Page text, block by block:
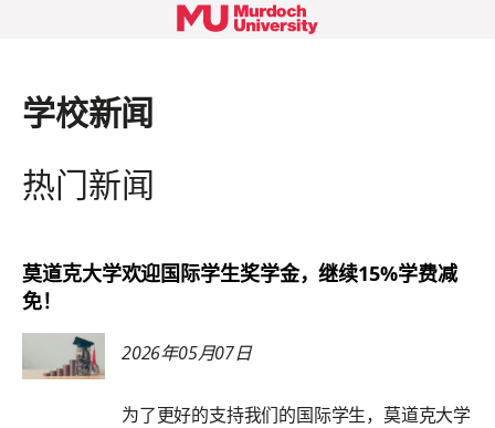
学校新闻
热门新闻
莫道克大学欢迎国际学生奖学金，继续15%学费减
免！
2026年05月07日
为了更好的支持我们的国际学生，莫道克大学